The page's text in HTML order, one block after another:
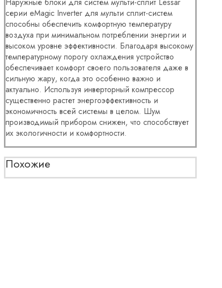
серии eMagic Inverter для мульти сплит-систем
способны обеспечить комфортную температуру
воздуха при минимальном потреблении энергии и
высоком уровне эффективности. Благодаря высокому
температурному порогу охлаждения устройство
обеспечивает комфорт своего пользователя даже в
сильную жару, когда это особенно важно и
актуально. Используя инверторный компрессор
существенно растет энергоэффективность и
экономичность всей системы в целом. Шум
производимый прибором снижен, что способствует
их экологичности и комфортности.
Похожие